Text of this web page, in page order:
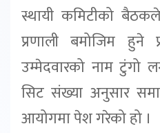
स्थायी कमिटीको
प्रणाली बमोजिम हुने
उम्मेदवारको नाम टुंगो
सिट संख्या अनुसार
आयोगमा पेश गरेको हो ।